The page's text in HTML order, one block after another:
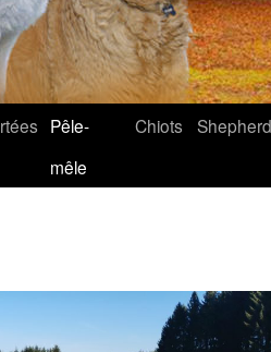
Pêle-
mêle
Chiots Shepherd